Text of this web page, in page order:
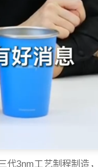
3nm工艺制程制造